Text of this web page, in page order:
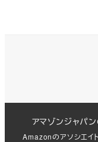
アマゾンジャパ
Amazonのアソシエイ